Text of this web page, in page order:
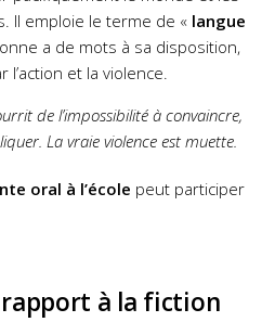
Il emploie le terme de « langue
a de mots à sa disposition,
et la violence.
de l’impossibilité à convaincre,
La vraie violence est muette.
oral à l’école peut participer
à la fiction